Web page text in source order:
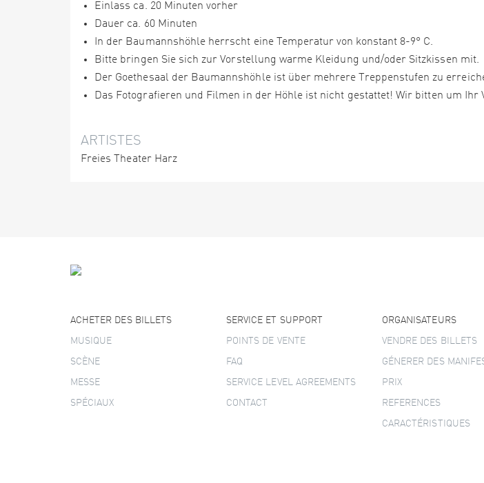
Einlass ca. 20 Minuten vorher
Dauer ca. 60 Minuten
In der Baumannshöhle herrscht eine Temperatur von konstant 8-9° C.
Bitte bringen Sie sich zur Vorstellung warme Kleidung und/oder Sitzkissen mit.
Der Goethesaal der Baumannshöhle ist über mehrere Treppenstufen zu
Das Fotografieren und Filmen in der Höhle ist nicht gestattet! Wir bitten um Ihr
ARTISTES
Freies Theater Harz
ACHETER DES BILLETS
MUSIQUE
SCÈNE
MESSE
SPÉCIAUX
SERVICE ET SUPPORT
POINTS DE VENTE
FAQ
SERVICE LEVEL AGREEMENTS
CONTACT
ORGANISATEURS
VENDRE DES BILLETS
GÉNERER DES
PRIX
REFERENCES
CARACTÉRISTIQUES